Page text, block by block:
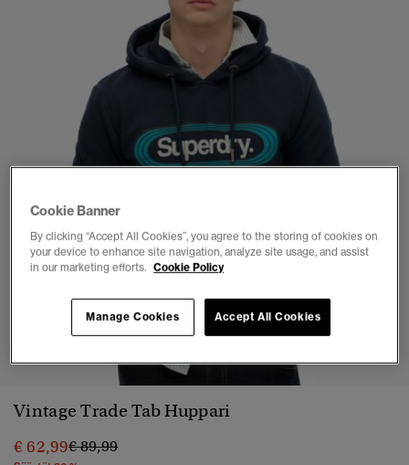
1 2 3 4 5 6
Vintage Trade Tab Huppari
€ 62,99Hinta alennettu hinnasta
€ 89,99hintaan
Cookie Banner
By clicking “Accept All Cookies”, you agree to the storing of cookies on
your device to enhance site navigation, analyze site usage, and assist
in our marketing efforts. Cookie Policy
Accept All Cookies
Manage Cookies